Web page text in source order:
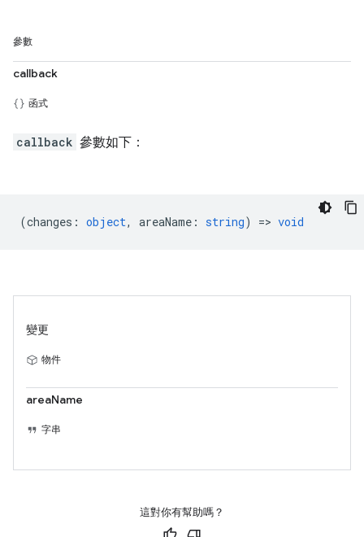
參數
callback
函式
callback 參數如下：
(changes : object, areaName : string) => void
變更
物件
areaName
字串
這對你有幫助嗎？